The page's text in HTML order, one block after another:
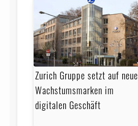
Zurich Gruppe setzt auf neue
Wachstumsmarken im
digitalen Geschäft